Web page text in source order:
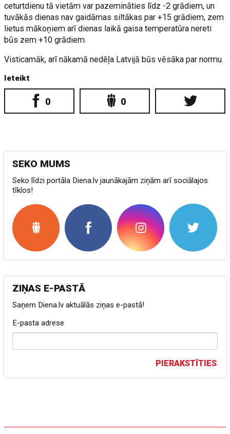
ceturtdienu tā vietām var pazemināties līdz -2 grādiem, un
tuvākās dienas nav gaidāmas siltākas par +15 grādiem, zem
lietus mākoņiem arī dienas laikā gaisa temperatūra nereti
būs zem +10 grādiem.
Visticamāk, arī nākamā nedēļa Latvijā būs vēsāka par normu.
Ieteikt
0 0
SEKO MUMS
Seko līdzi portāla Diena.lv jaunākajām ziņām arī sociālajos
tīklos!
ZIŅAS E-PASTĀ
Saņem Diena.lv aktuālās ziņas e-pastā!
E-pasta adrese
PIERAKSTĪTIES